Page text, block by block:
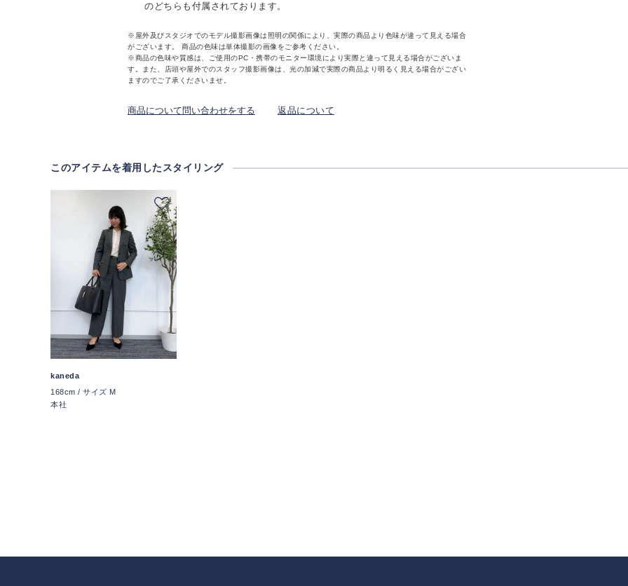
のどちらも付属されております。
※屋外及びスタジオでのモデル撮影画像は照明の関係により、実際の商品より色味が違って見える場合
がございます。 商品の色味は単体撮影の画像をご参考ください。
※商品の色味や質感は、ご使用のPC・携帯のモニター環境により実際と違って見える場合がございま
す。また、店頭や屋外でのスタッフ撮影画像は、光の加減で実際の商品より明るく見える場合がござい
ますのでご了承くださいませ。
商品について問い合わせをする 返品について
このアイテムを着用したスタイリング
kaneda
168cm / サイズ M
本社